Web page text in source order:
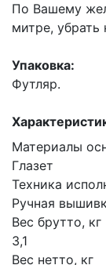
По Вашему
митре, убрать
Упаковка:
Футляр.
Материалы
Глазет
Техника
Ручная
Вес брутто, кг
3,1
Вес нетто, кг